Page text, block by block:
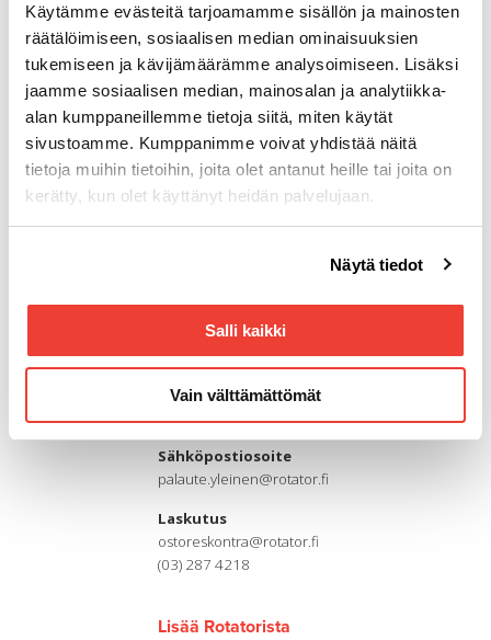
Käytämme evästeitä tarjoamamme sisällön ja mainosten
räätälöimiseen, sosiaalisen median ominaisuuksien
tukemiseen ja kävijämäärämme analysoimiseen. Lisäksi
jaamme sosiaalisen median, mainosalan ja analytiikka-
alan kumppaneillemme tietoja siitä, miten käytät
sivustoamme. Kumppanimme voivat yhdistää näitä
tietoja muihin tietoihin, joita olet antanut heille tai joita on
kerätty, kun olet käyttänyt heidän palvelujaan.
linkistä.
Näytä tiedot
Salli kaikki
Vain välttämättömät
Aukioloajat
Arkisin 8.00–16.00
Puhelin
(03) 287 4111
Sähköpostiosoite
palaute.yleinen@rotator.fi
Laskutus
ostoreskontra@rotator.fi
(03) 287 4218
Lisää Rotatorista